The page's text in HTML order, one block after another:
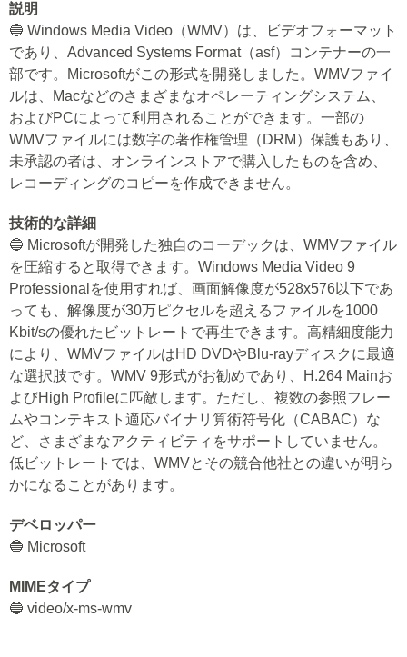
説明
🔵 Windows Media Video（WMV）は、ビデオフォーマット
であり、Advanced Systems Format（asf）コンテナーの一
部です。Microsoftがこの形式を開発しました。WMVファイ
ルは、Macなどのさまざまなオペレーティングシステム、
およびPCによって利用されることができます。一部の
WMVファイルには数字の著作権管理（DRM）保護もあり、
未承認の者は、オンラインストアで購入したものを含め、
レコーディングのコピーを作成できません。
技術的な詳細
🔵 Microsoftが開発した独自のコーデックは、WMVファイル
を圧縮すると取得できます。Windows Media Video 9
Professionalを使用すれば、画面解像度が528x576以下であ
っても、解像度が30万ピクセルを超えるファイルを1000
Kbit/sの優れたビットレートで再生できます。高精細度能力
により、WMVファイルはHD DVDやBlu-rayディスクに最適
な選択肢です。WMV 9形式がお勧めであり、H.264 Mainお
よびHigh Profileに匹敵します。ただし、複数の参照フレー
ムやコンテキスト適応バイナリ算術符号化（CABAC）な
ど、さまざまなアクティビティをサポートしていません。
低ビットレートでは、WMVとその競合他社との違いが明ら
かになることがあります。
デベロッパー
🔵 Microsoft
MIMEタイプ
🔵 video/x-ms-wmv